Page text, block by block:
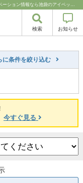
深川第三中学校｜豊島区・中野区・新宿区の中古マンション・リノベーション情報なら池袋のアイベックスホーム！
検索 お知らせ
に条件を絞り込む
今すぐ見る